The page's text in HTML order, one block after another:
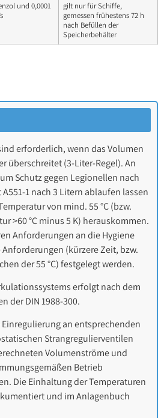
und 0,0001
gilt nur für Schiffe,
gemessen frühestens 72 h
nach Befüllen der
Speicherbehälter
erforderlich, wenn das Volumen
überschreitet (3-Liter-Regel). An
Schutz gegen Legionellen nach
1 nach 3 Litern ablaufen lassen
von mind. 55 °C (bzw.
>60 °C minus 5 K) herauskommen.
Anforderungen an die Hygiene
(kürzere Zeit, bzw.
der 55 °C) festgelegt werden.
erfolgt nach dem
der DIN 1988-300.
Einregulierung an entsprechenden
Strangregulierventilen
Volumenströme und
Betrieb
Die Einhaltung der Temperaturen
und im Anlagenbuch